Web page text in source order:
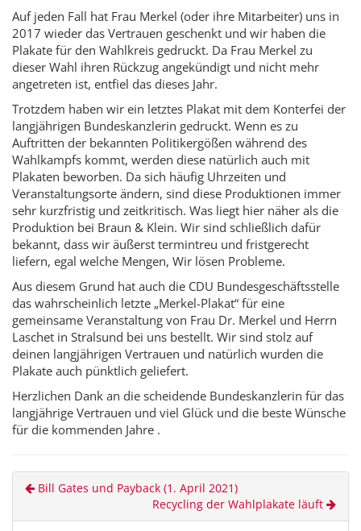
Auf jeden Fall hat Frau Merkel (oder ihre Mitarbeiter) uns in
2017 wieder das Vertrauen geschenkt und wir haben die
Plakate für den Wahlkreis gedruckt. Da Frau Merkel zu
dieser Wahl ihren Rückzug angekündigt und nicht mehr
angetreten ist, entfiel das dieses Jahr.
Trotzdem haben wir ein letztes Plakat mit dem Konterfei der
langjährigen Bundeskanzlerin gedruckt. Wenn es zu
Auftritten der bekannten Politikergößen während des
Wahlkampfs kommt, werden diese natürlich auch mit
Plakaten beworben. Da sich häufig Uhrzeiten und
Veranstaltungsorte ändern, sind diese Produktionen immer
sehr kurzfristig und zeitkritisch. Was liegt hier näher als die
Produktion bei Braun & Klein. Wir sind schließlich dafür
bekannt, dass wir äußerst termintreu und fristgerecht
liefern, egal welche Mengen, Wir lösen Probleme.
Aus diesem Grund hat auch die CDU Bundesgeschäftsstelle
das wahrscheinlich letzte „Merkel-Plakat“ für eine
gemeinsame Veranstaltung von Frau Dr. Merkel und Herrn
Laschet in Stralsund bei uns bestellt. Wir sind stolz auf
deinen langjährigen Vertrauen und natürlich wurden die
Plakate auch pünktlich geliefert.
Herzlichen Dank an die scheidende Bundeskanzlerin für das
langjährige Vertrauen und viel Glück und die beste Wünsche
für die kommenden Jahre .
Bill Gates und Payback (1. April 2021)
Recycling der Wahlplakate läuft